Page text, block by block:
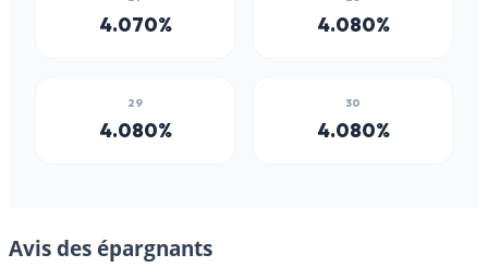
Avis des épargnants